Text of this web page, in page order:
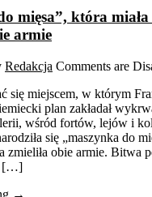
mięsa”, która miała
armie
Redakcja Comments are
się miejscem, w którym
plan zakładał
wśród fortów, lejów i
się „maszynka do
zmieliła obie armie. Bitwa
[…]